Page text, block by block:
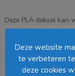
Deze PLA deksel
saladebowls met een
foodbowls zijn te
combinatie met de
bezorging.
Deze website
te verbeteren
deze cookies